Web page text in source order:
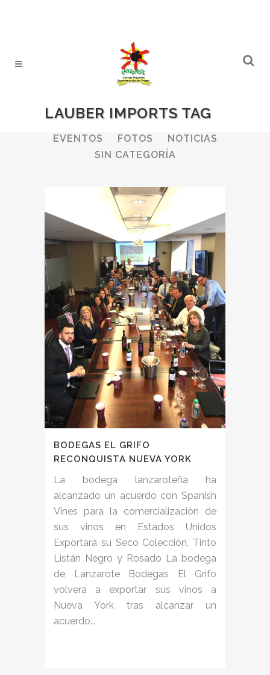
LAUBER IMPORTS TAG
ALL BODEGAS
BOLETINES
EVENTOS
FOTOS
NOTICIAS
SIN CATEGORÍA
BODEGAS EL GRIFO
RECONQUISTA NUEVA YORK
La bodega lanzaroteña ha
alcanzado un acuerdo con Spanish
Vines para la comercialización de
sus vinos en Estados Unidos
Exportará su Seco Colección, Tinto
Listán Negro y Rosado La bodega
de Lanzarote Bodegas El Grifo
volverá a exportar sus vinos a
Nueva York tras alcanzar un
acuerdo...